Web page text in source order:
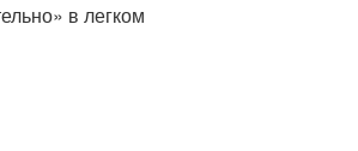
в легком